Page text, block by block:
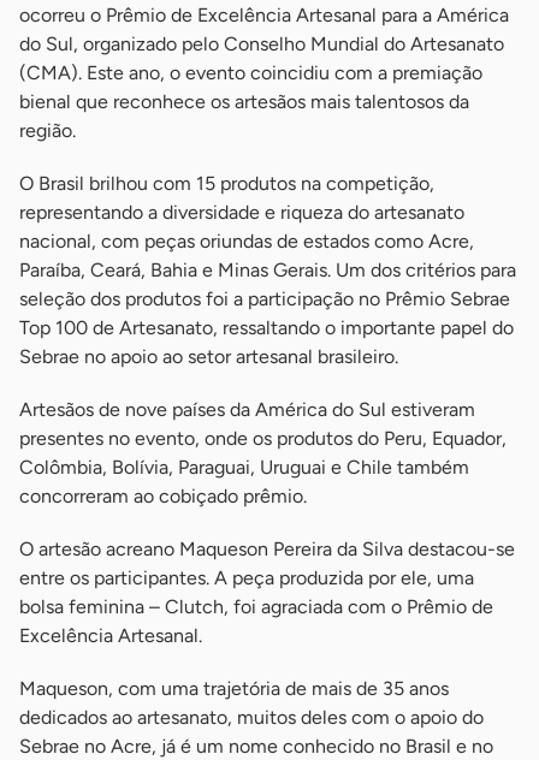
ocorreu o Prêmio de Excelência Artesanal para a América
do Sul, organizado pelo Conselho Mundial do Artesanato
(CMA). Este ano, o evento coincidiu com a premiação
bienal que reconhece os artesãos mais talentosos da
região.
O Brasil brilhou com 15 produtos na competição,
representando a diversidade e riqueza do artesanato
nacional, com peças oriundas de estados como Acre,
Paraíba, Ceará, Bahia e Minas Gerais. Um dos critérios para
seleção dos produtos foi a participação no Prêmio Sebrae
Top 100 de Artesanato, ressaltando o importante papel do
Sebrae no apoio ao setor artesanal brasileiro.
Artesãos de nove países da América do Sul estiveram
presentes no evento, onde os produtos do Peru, Equador,
Colômbia, Bolívia, Paraguai, Uruguai e Chile também
concorreram ao cobiçado prêmio.
O artesão acreano Maqueson Pereira da Silva destacou-se
entre os participantes. A peça produzida por ele, uma
bolsa feminina – Clutch, foi agraciada com o Prêmio de
Excelência Artesanal.
Maqueson, com uma trajetória de mais de 35 anos
dedicados ao artesanato, muitos deles com o apoio do
Sebrae no Acre, já é um nome conhecido no Brasil e no